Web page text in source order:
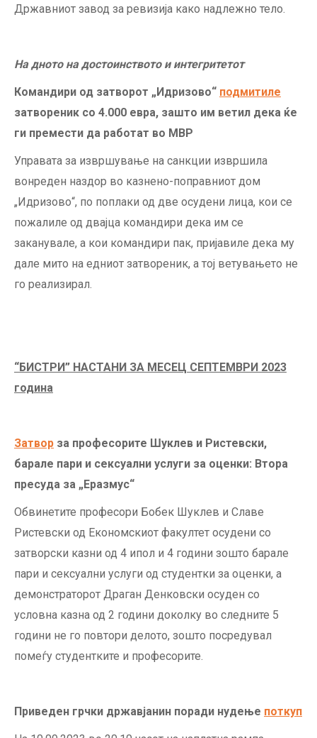
Државниот завод за ревизија како надлежно тело.
На дното на достоинството и интегритетот
Командири од затворот „Идризово“ подмитиле
затвореник со 4.000 евра, зашто им ветил дека ќе
ги премести да работат во МВР
Управата за извршување на санкции извршила
вонреден наздор во казнено-поправниот дом
„Идризово“, по поплаки од две осудени лица, кои се
пожалиле од двајца командири дека им се
заканувале, а кои командири пак, пријавиле дека му
дале мито на едниот затвореник, а тој ветувањето не
го реализирал.
“БИСТРИ” НАСТАНИ ЗА МЕСЕЦ СЕПТЕМВРИ 2023
година
Затвор за професорите Шуклев и Ристевски,
барале пари и сексуални услуги за оценки: Втора
пресуда за „Еразмус“
Обвинетите професори Бобек Шуклев и Славе
Ристевски од Економскиот факултет осудени со
затворски казни од 4 ипол и 4 години зошто барале
пари и сексуални услуги од студентки за оценки, а
демонстраторот Драган Денковски осуден со
условна казна од 2 години доколку во следните 5
години не го повтори делото, зошто посредувал
помеѓу студентките и професорите.
Приведен грчки државјанин поради нудење поткуп